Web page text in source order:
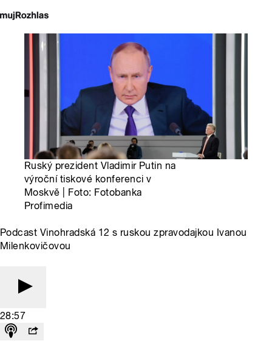
Ruský prezident Vladimir Putin na
výroční tiskové konferenci v
Moskvě | Foto: Fotobanka
Profimedia
Podcast Vinohradská 12 s ruskou zpravodajkou Ivanou
Milenkovičovou
28:57